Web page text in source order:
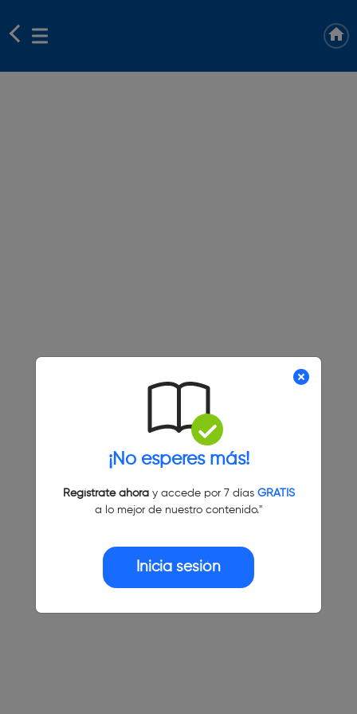
¡No esperes más!
Regístrate ahoray accede por 7 días GRATIS
a lo mejor de nuestro contenido."
Inicia sesión